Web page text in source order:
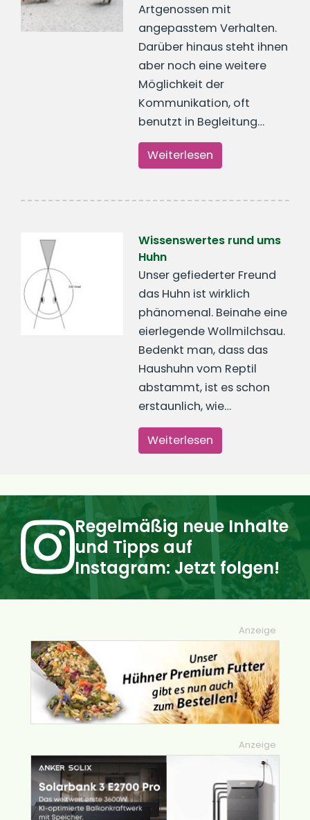
Artgenossen mit
angepasstem Verhalten.
Darüber hinaus steht ihnen
aber noch eine weitere
Möglichkeit der
Kommunikation, oft
benutzt in Begleitung…
Weiterlesen
Wissenswertes rund ums
Huhn
Unser gefiederter Freund
das Huhn ist wirklich
phänomenal. Beinahe eine
eierlegende Wollmilchsau.
Bedenkt man, dass das
Haushuhn vom Reptil
abstammt, ist es schon
erstaunlich, wie…
Weiterlesen
Regelmäßig neue Inhalte
und Tipps auf
Instagram: Jetzt folgen!
Anzeige
Anzeige